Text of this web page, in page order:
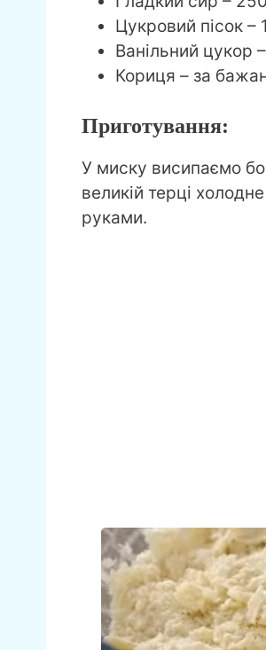
Цукровий пісок –
Ванільний цукор
Кориця – за
Приготування:
У миску висипаємо
великій терці
руками.